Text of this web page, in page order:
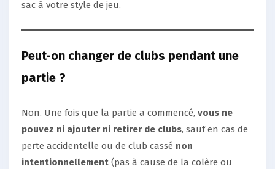
sac à votre style de jeu.
Peut-on changer de clubs pendant une
partie ?
Non. Une fois que la partie a commencé, vous ne
pouvez ni ajouter ni retirer de clubs, sauf en cas de
perte accidentelle ou de club cassé non
intentionnellement (pas à cause de la colère ou